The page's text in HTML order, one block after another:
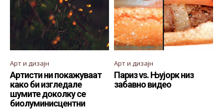
Арт и дизајн
Артисти ни покажуваат
како би изгледале
шумите доколку се
биолуминисцентни
Арт и дизајн
Париз vs. Њујорк низ
забавно видео